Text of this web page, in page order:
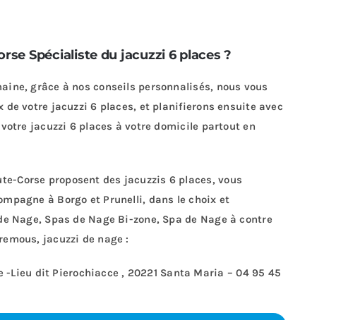
Spécialiste du jacuzzi 6 places ?
grâce à nos conseils personnalisés, nous vous
de votre jacuzzi 6 places, et planifierons ensuite avec
jacuzzi 6 places à votre domicile partout en
Corse proposent des jacuzzis 6 places, vous
à Borgo et Prunelli, dans le choix et
Nage, Spas de Nage Bi-zone, Spa de Nage à contre
jacuzzi de nage :
-Lieu dit Pierochiacce , 20221 Santa Maria –04 95 45